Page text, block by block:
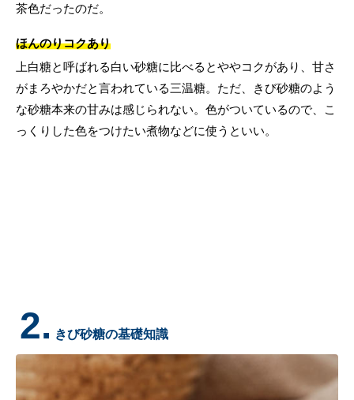
茶色だったのだ。
ほんのりコクあり
上白糖と呼ばれる白い砂糖に比べるとややコクがあり、甘さ
がまろやかだと言われている三温糖。ただ、きび砂糖のよう
な砂糖本来の甘みは感じられない。色がついているので、こ
っくりした色をつけたい煮物などに使うといい。
2. きび砂糖の基礎知識